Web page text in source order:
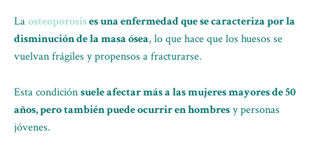
Laosteoporosises una enfermedad que se caracteriza por la
disminución de la masa ósea, lo que hace que los huesos se
vuelvan frágiles y propensos a fracturarse.
Esta condiciónsuele afectar más a las mujeres mayores de 50
años, pero también puede ocurrir en hombresy personas
jóvenes.